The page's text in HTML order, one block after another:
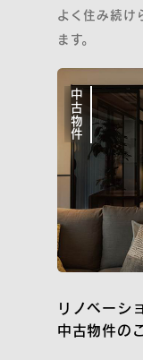
SNS
Instagram
YouTube
住
よく住み続け
ます。
中古物件
リノベーシ
中古物件の